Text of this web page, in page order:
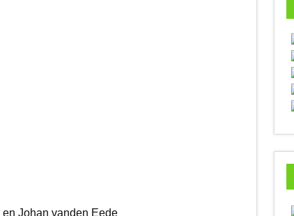
Johan vanden Eede